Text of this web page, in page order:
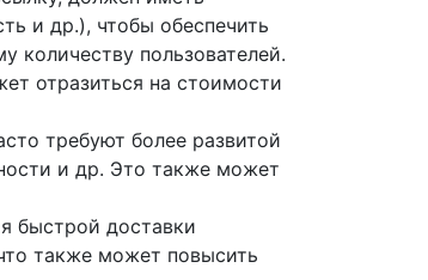
и др.), чтобы обеспечить
количеству пользователей.
отразиться на стоимости
требуют более развитой
и др. Это также может
быстрой доставки
также может повысить